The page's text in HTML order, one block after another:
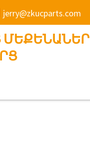
jerry@zkucparts.com
ՄԵՔԵՆԱՆԵՐ